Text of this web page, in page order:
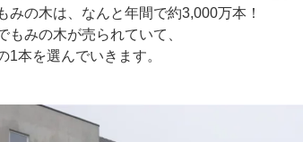
みの木は、なんと年間で約3,000万本！
もみの木が売られていて、
1本を選んでいきます。